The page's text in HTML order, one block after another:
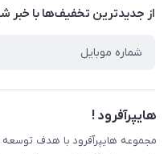
درباره ما
راهنما
از جدید‌ترین تخفیف‌ها با‌ خبر
هایپرآفرود !
مجموعه هایپرآفرود با هدف